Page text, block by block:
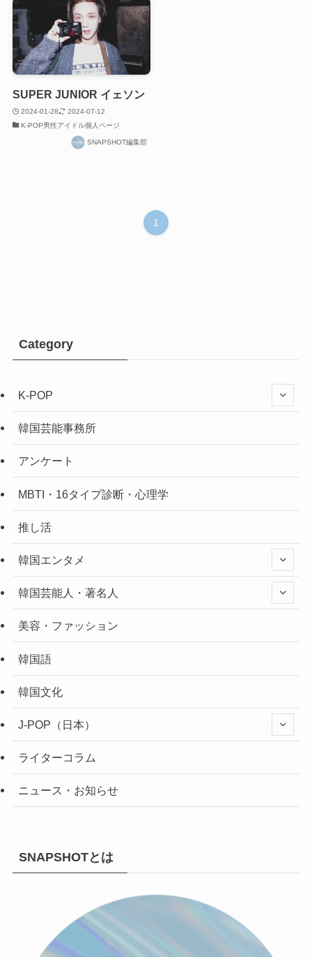
SUPER JUNIOR イェソン
2024-01-28
2024-07-12
K-POP男性アイドル個人ページ
SNAPSHOT編集部
1
Category
K-POP
韓国芸能事務所
アンケート
MBTI・16タイプ診断・心理学
推し活
韓国エンタメ
韓国芸能人・著名人
美容・ファッション
韓国語
韓国文化
J-POP（日本）
ライターコラム
ニュース・お知らせ
SNAPSHOTとは